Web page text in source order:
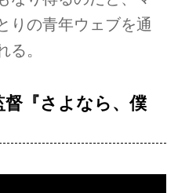
りの青年ウェブを通
る。
『さよなら、僕